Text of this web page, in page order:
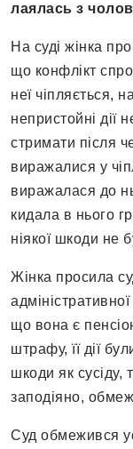
лаялась з
На суді жінка
що конфлікт
неї чіпляється,
непристойні дії
стримати після
виражалися у
виражалася до
кидала в нього
ніякої шкоди не
Жінка просила
що вона є
штрафу, її дії
шкоди як сусіду,
заподіяно,
Суд обмежився